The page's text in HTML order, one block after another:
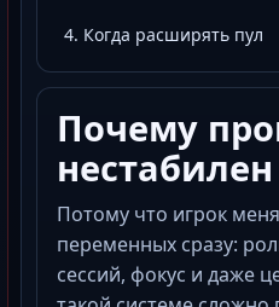
4. Когда расширять пул
Почему
нестабилен
Потому что игрок
переменных сразу:
сессий, фокус и даже